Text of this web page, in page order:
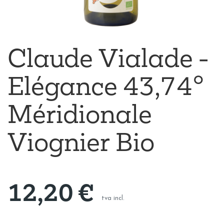
Claude Vialade -
Elégance 43,74°
Méridionale
Viognier Bio
12,20€ tva incl.